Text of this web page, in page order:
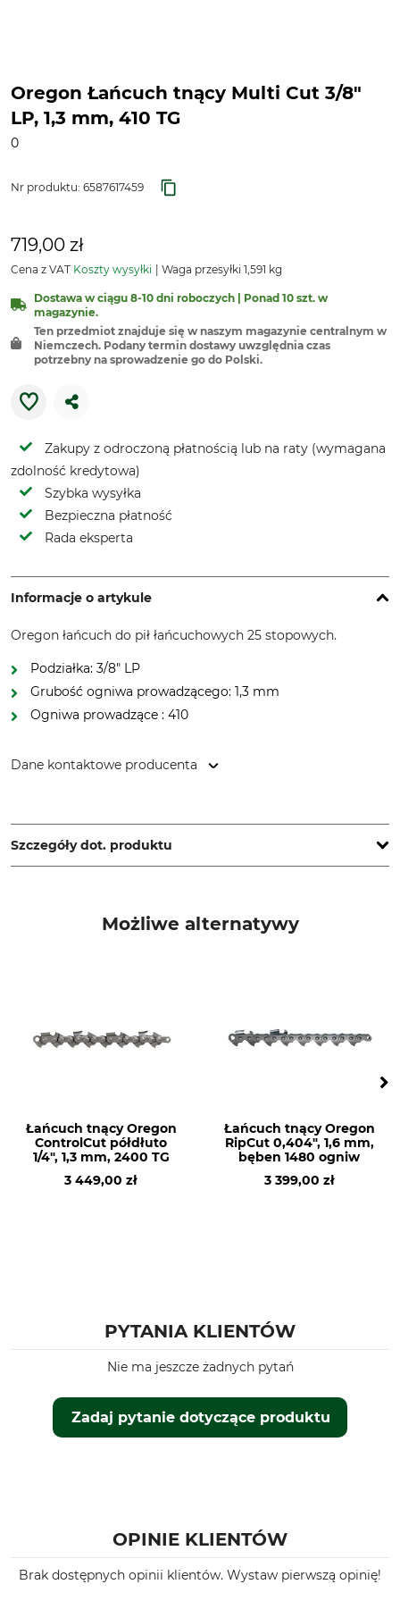
Oregon Łańcuch tnący Multi Cut 3/8"
LP, 1,3 mm, 410 TG
0
Nr produktu: 6587617459
719,00 zł
Cena z VAT Koszty wysyłki Waga przesyłki 1,591 kg
Dostawa w ciągu 8-10 dni roboczych | Ponad 10 szt. w
magazynie.
Ten przedmiot znajduje się w naszym magazynie centralnym w
Niemczech. Podany termin dostawy uwzględnia czas
potrzebny na sprowadzenie go do Polski.
Zakupy z odroczoną płatnością lub na raty (wymagana
zdolność kredytowa)
Szybka wysyłka
Bezpieczna płatność
Rada eksperta
Informacje o artykule
Oregon łańcuch do pił łańcuchowych 25 stopowych.
Podziałka: 3/8" LP
Grubość ogniwa prowadzącego: 1,3 mm
Ogniwa prowadzące : 410
Dane kontaktowe producenta
Germany, www.oregonproducts.com
Szczegóły dot. produktu
rowka
Tłoczenie na zębie
0 °
4 mm
Pilnik okrągły 2. połowa
Kąt ostrzenia
410
Możliwe alternatywy
Łańcuch tnący Oregon
ControlCut półdłuto
1/4", 1,3 mm, 2400 TG
3 449,00 zł
Łańcuch tnący Oregon
RipCut 0,404", 1,6 mm,
bęben 1480 ogniw
3 399,00 zł
PYTANIA KLIENTÓW
Zadaj pytanie dotyczące produktu
Nie ma jeszcze żadnych pytań
OPINIE KLIENTÓW
Brak dostępnych opinii klientów. Wystaw pierwszą opinię!